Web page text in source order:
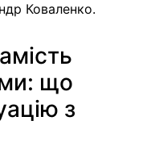
Коваленко.
що
з